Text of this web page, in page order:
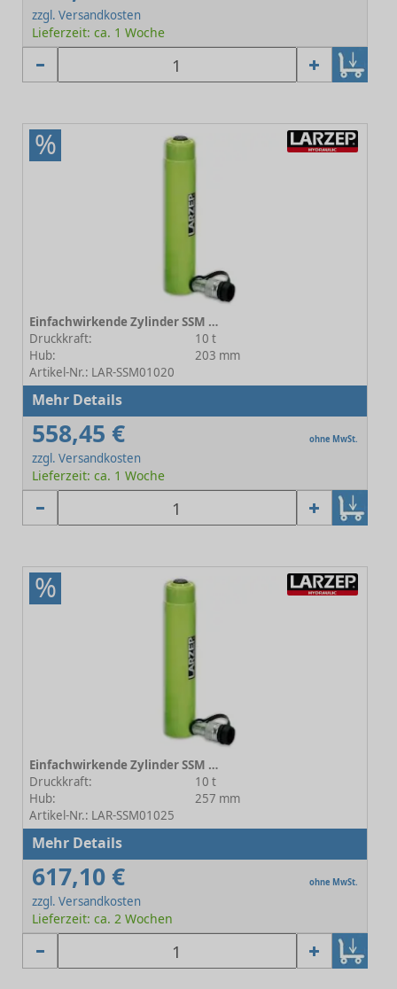
zzgl. Versandkosten
Lieferzeit: ca. 1 Woche
%
Einfachwirkende Zylinder SSM 01020
Druckkraft:
10 t
Hub:
203 mm
Artikel-Nr.: LAR-SSM01020
Mehr Details
558,45 € ohne MwSt.
zzgl. Versandkosten
Lieferzeit: ca. 1 Woche
%
Einfachwirkende Zylinder SSM 01025
Druckkraft:
10 t
Hub:
257 mm
Artikel-Nr.: LAR-SSM01025
Mehr Details
617,10 € ohne MwSt.
zzgl. Versandkosten
Lieferzeit: ca. 2 Wochen